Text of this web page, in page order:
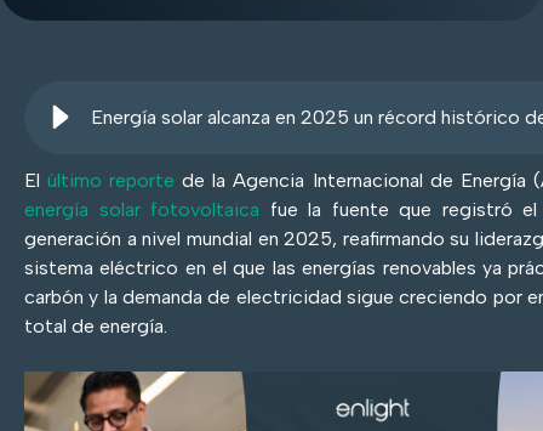
Elúltimo reporte de la Agencia Internacional de Energía
energía solar fotovoltaica fue la fuente que registró el
generación a nivel mundial en 2025, reafirmando su
sistema eléctrico en el que las energías renovables ya
carbón y la demanda de electricidad sigue creciendo por
total de energía.